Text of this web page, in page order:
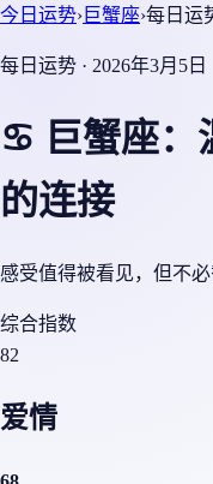
今日运势›巨蟹座›每日运
每日运势 · 2026年3月5日
♋ 巨蟹座
的连接
感受值得被看见，但不必
综合指数
82
爱情